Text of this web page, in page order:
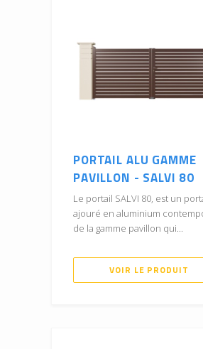
PORTAIL ALU GAMME
PAVILLON - SALVI 80
Le portail SALVI 80, est un
ajouré en aluminium
de la gamme pavillon qui...
VOIR LE PRODUIT